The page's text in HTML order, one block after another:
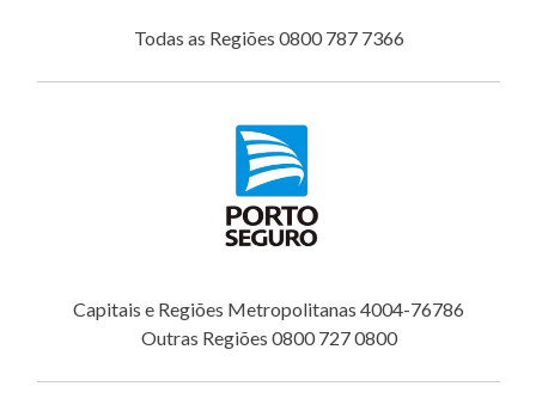
Todas as Regiões 0800 787 7366
Capitais e Regiões Metropolitanas 4004-76786
Outras Regiões 0800 727 0800